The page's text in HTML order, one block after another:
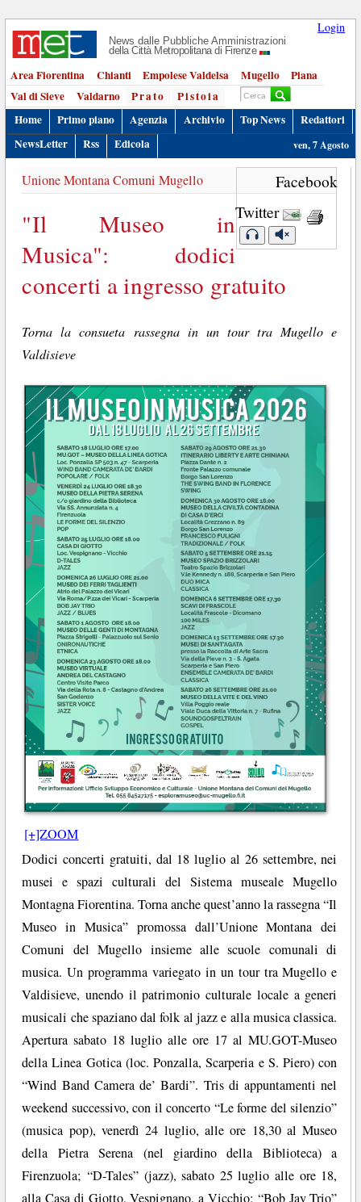
Login
News dalle Pubbliche Amministrazioni
della Città Metropolitana di Firenze
Area Fiorentina Chianti Empolese Valdelsa Mugello
Piana
Val di Sieve
Valdarno Prato
Pistoia
Home
Primo piano Agenzia Archivio Top News
Redattori
NewsLetter
Rss Edicola ven, 7 Agosto
Facebook
Twitter
Unione Montana Comuni Mugello
"Il Museo in
Musica": dodici
concerti a ingresso gratuito
Torna la consueta rassegna in un tour tra Mugello e
Valdisieve
[+]ZOOM
Dodici concerti gratuiti, dal 18 luglio al 26 settembre, nei
musei e spazi culturali del Sistema museale Mugello
Montagna Fiorentina. Torna anche quest’anno la rassegna “Il
Museo in Musica” promossa dall’Unione Montana dei
Comuni del Mugello insieme alle scuole comunali di
musica. Un programma variegato in un tour tra Mugello e
Valdisieve, unendo il patrimonio culturale locale a generi
musicali che spaziano dal folk al jazz e alla musica classica.
Apertura sabato 18 luglio alle ore 17 al MU.GOT-Museo
della Linea Gotica (loc. Ponzalla, Scarperia e S. Piero) con
“Wind Band Camera de’ Bardi”. Tris di appuntamenti nel
weekend successivo, con il concerto “Le forme del silenzio”
(musica pop), venerdì 24 luglio, alle ore 18,30 al Museo
della Pietra Serena (nel giardino della Biblioteca) a
Firenzuola; “D-Tales” (jazz), sabato 25 luglio alle ore 18,
alla Casa di Giotto, Vespignano, a Vicchio; “Bob Jay Trio”